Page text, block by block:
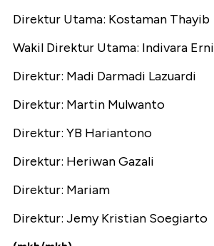
Direktur Utama: Kostaman Thayib
Wakil Direktur Utama: Indivara Erni
Direktur: Madi Darmadi Lazuardi
Direktur: Martin Mulwanto
Direktur: YB Hariantono
Direktur: Heriwan Gazali
Direktur: Mariam
Direktur: Jemy Kristian Soegiarto